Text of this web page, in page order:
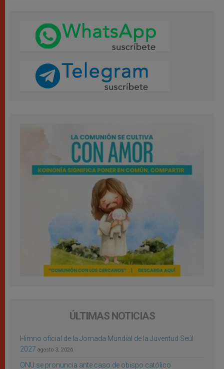
ÚLTIMAS NOTICIAS
Himno oficial de la Jornada Mundial de la Juventud Seúl
2027 agosto 3, 2026
ONU se pronuncia ante caso de obispo católico